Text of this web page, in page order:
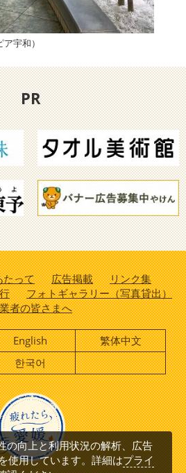
宇和）
PR
たって 広告掲載
リンク集
フォトギャラリー（写真貸出）
者の皆さまへ
English
繁体中文
한국어
の向上と利用状況の解析、広告
使用しています。詳細はプライ